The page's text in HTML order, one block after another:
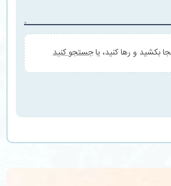
بکشید و رها کنید، یاجستجو کنید